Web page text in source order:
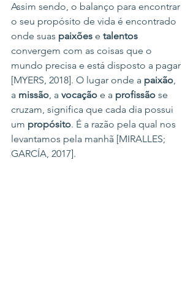
Assim sendo, o balanço para encontrar
o seu propósito de vida é encontrado
onde suas paixões e talentos
convergem com as coisas que o
mundo precisa e está disposto a pagar
[MYERS, 2018]. O lugar onde a paixão,
a missão, a vocação e a profissão se
cruzam, significa que cada dia possui
um propósito. É a razão pela qual nos
levantamos pela manhã [MIRALLES;
GARCÍA, 2017].